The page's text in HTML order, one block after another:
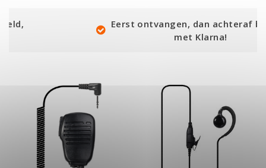
Eerst ontvangen, dan achteraf betalen
met Klarna!